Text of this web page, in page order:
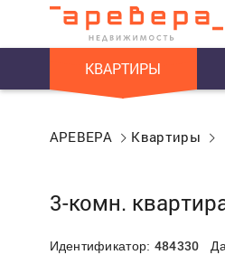
КВАРТИРЫ
АРЕВЕРА Квартиры
3-комн.
Идентификатор: 484330